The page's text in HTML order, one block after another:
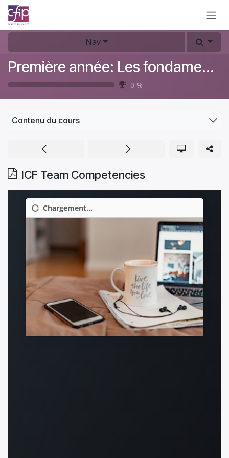
Se rendre au contenu
Nav
Première année: Les fondamentaux du coaching
0 %
Contenu du cours
ICF Team Competencies